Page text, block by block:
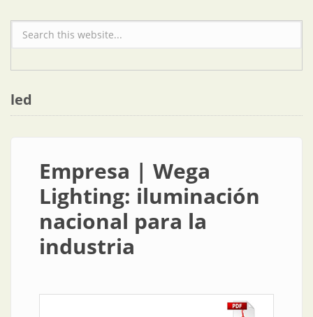
Formulario de búsqueda
led
Empresa | Wega
Lighting: iluminación
nacional para la
industria